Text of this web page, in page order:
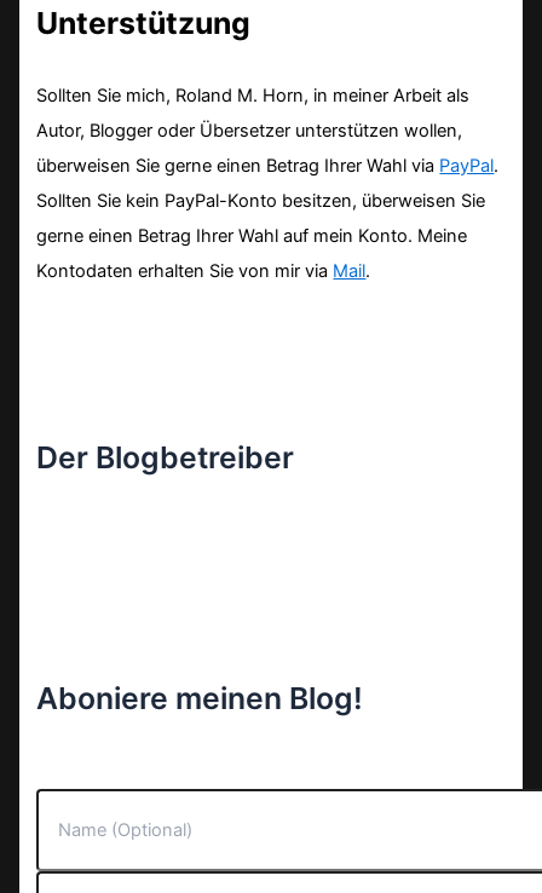
Unterstützung
Sollten Sie mich, Roland M. Horn, in meiner Arbeit als
Autor, Blogger oder Übersetzer unterstützen wollen,
überweisen Sie gerne einen Betrag Ihrer Wahl via PayPal.
Sollten Sie kein PayPal-Konto besitzen, überweisen Sie
gerne einen Betrag Ihrer Wahl auf mein Konto. Meine
Kontodaten erhalten Sie von mir via Mail.
Der Blogbetreiber
Aboniere meinen Blog!